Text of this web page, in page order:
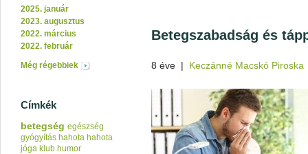
2025. január
2023. augusztus
2022. március
2022. február
Még régebbiek
Címkék
betegség egészség
gyógyítás hahota hahota
jóga klub humor
Betegszabadság és
8 éve | Keczánné Macskó Piroska